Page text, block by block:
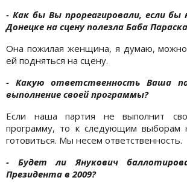
- Как бы Вы прореагировали, если
Донецке на сцену полезла Баба
Она пожилая женщина, я думаю,
ей подняться на сцену.
- Какую ответственность Ваша
выполнение своей программы?
Если наша партия не выполнит
программу, то к следующим выборам
готовиться. Мы несем ответственность.
- Будет ли Янукович
Президента в 2009?